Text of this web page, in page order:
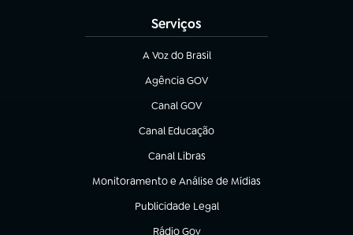
Serviços
A Voz do Brasil
(abre em nova aba)
Agência GOV
(abre em nova aba)
Canal GOV
(abre em nova aba)
Canal Educação
(abre em nova aba)
Canal Libras
(abre em nova aba)
Monitoramento e Análise de Mídias
(abre em nova aba)
Publicidade Legal
(abre em nova aba)
Rádio Gov